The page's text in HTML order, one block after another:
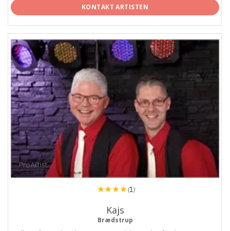
KONTAKT ARTISTEN
ProArtist
(1)
Kajs
Brædstrup